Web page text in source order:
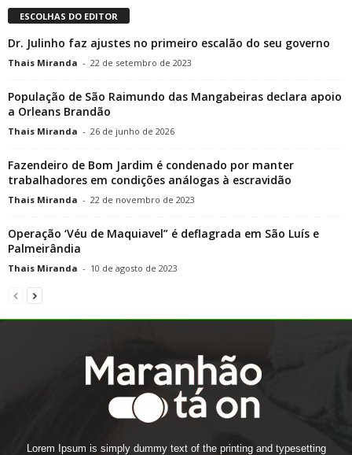
ESCOLHAS DO EDITOR
Dr. Julinho faz ajustes no primeiro escalão do seu governo
Thais Miranda - 22 de setembro de 2023
População de São Raimundo das Mangabeiras declara apoio
a Orleans Brandão
Thais Miranda - 26 de junho de 2026
Fazendeiro de Bom Jardim é condenado por manter
trabalhadores em condições análogas à escravidão
Thais Miranda - 22 de novembro de 2023
Operação ‘Véu de Maquiavel” é deflagrada em São Luís e
Palmeirândia
Thais Miranda - 10 de agosto de 2023
Lorem Ipsum is simply dummy text of the printing and typesetting